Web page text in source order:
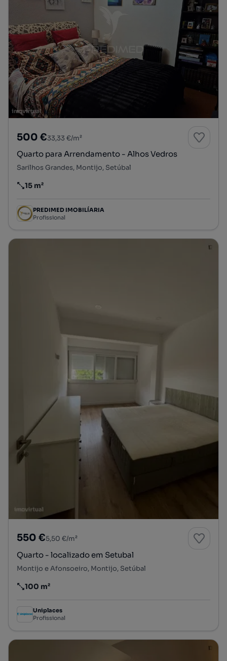
500 €33,33 €/m²
Quarto para Arrendamento - Alhos Vedros
Sarilhos Grandes, Montijo, Setúbal
Preço por metro quadrado
15 m²
PREDIMED IMOBILÍARIA
Profissional
550 €5,50 €/m²
Quarto - localizado em Setubal
Montijo e Afonsoeiro, Montijo, Setúbal
Preço por metro quadrado
100 m²
Uniplaces
Profissional